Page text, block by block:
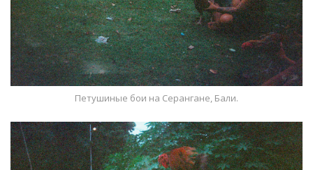
Петушиные бои на Серангане, Бали.